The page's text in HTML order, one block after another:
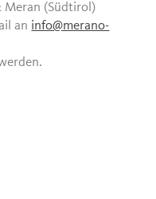
Meran (Südtirol)
an info@merano-